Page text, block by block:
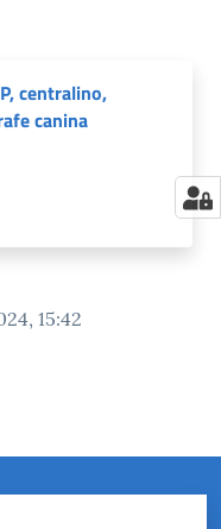
centralino,
canina
15:42